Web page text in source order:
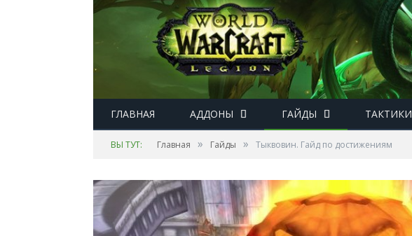
ГЛАВНАЯ АДДОНЫ ГАЙДЫ ТАКТИКИ
ВЫ ТУТ: Главная » Гайды » Тыквовин. Гайд по достижениям